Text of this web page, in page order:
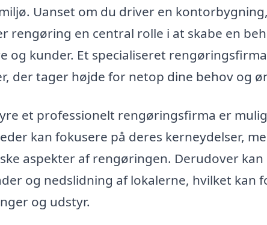
Uanset om du driver en
rengøring en central rolle i at skabe en
kunder. Et specialiseret
der tager højde for netop dine behov og
et professionelt rengøringsfirma er
kan fokusere på deres kerneydelser,
aspekter af rengøringen. Derudover
og nedslidning af lokalerne, hvilket kan
og udstyr.